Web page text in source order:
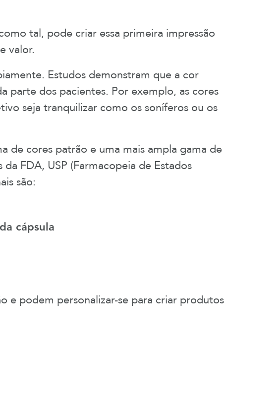
tal, pode criar essa primeira impressão
valor.
Estudos demonstram que a cor
parte dos pacientes. Por exemplo, as cores
seja tranquilizar como os soníferos ou os
de cores patrão e uma mais ampla gama de
FDA, USP (Farmacopeia de Estados
são:
cápsula
e podem personalizar-se para criar produtos